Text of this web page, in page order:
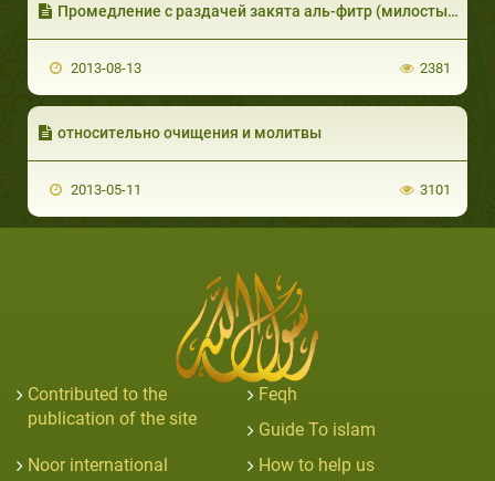
Промедление с раздачей закята аль-фитр (милостыни разговения)
2013-08-13 2381
относительно очищения и молитвы
2013-05-11 3101
Contributed to the
publication of the site
Feqh
Guide To islam
Noor international
How to help us